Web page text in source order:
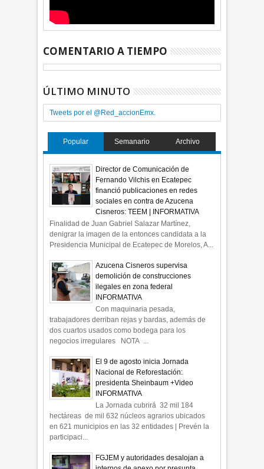
COMENTARIO A TIEMPO
ÚLTIMO MINUTO
Tweets por el @Red_accionEmx.
Popular Semanario Archivo
Director de Comunicación de
Fernando Vilchis en Ecatepec
financió publicaciones en redes
sociales en contra de Azucena
Cisneros: TEEM | INFORMATIVA
Finalidad de Juan Gabriel Salazar Martínez,
denigrar la imagen de la entonces candidata a la
Presidencia Municipal de Ecatepec de Morelos, A...
Azucena Cisneros supervisa
demolición de construcciones
ilegales en zona federal
INFORMATIVA
Con maquinaria pesada,
trabajadores derriban rejas y bardas, además de
dos cuartos usados como bodega para los
negocios irregulares NOTA ...
El 9 de agosto inicia Jornada
Nacional de Reforestación:
presidenta Sheinbaum +Video
INFORMATIVA
La Jornada cubrirá 32 mil 184
hectáreas de mil 632 núcleos agrarios ubicados
en 621 municipios en las 32 entidades | Prevén la
participaci...
FGJEM y autoridades desalojan a